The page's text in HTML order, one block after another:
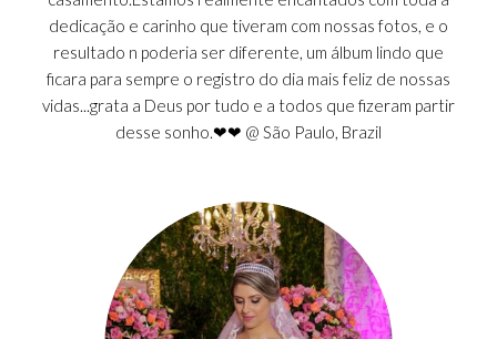
dedicação e carinho que tiveram com nossas fotos, e o
resultado n poderia ser diferente, um álbum lindo que
ficara para sempre o registro do dia mais feliz de nossas
vidas...grata a Deus por tudo e a todos que fizeram partir
desse sonho.❤❤ @ São Paulo, Brazil